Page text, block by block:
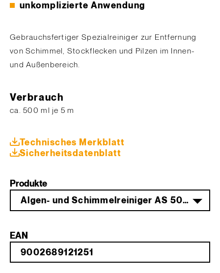
unkomplizierte Anwendung
Gebrauchsfertiger Spezialreiniger zur Entfernung
von Schimmel, Stockflecken und Pilzen im Innen-
und Außenbereich.
Verbrauch
​ca. 500 ml je 5 m
Technisches Merkblatt
Sicherheitsdatenblatt
Produkte
Algen- und Schimmelreiniger AS 50 0,5 L
EAN